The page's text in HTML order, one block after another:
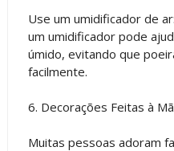
Use um umidificador de
um umidificador pode
úmido, evitando que
facilmente.
6. Decorações Feitas à
Muitas pessoas adoram